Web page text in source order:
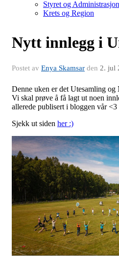
Styret og Administrasjon
Krets og Region
Nytt innlegg i
Postet av Enya Skamsar den 2. jul
Denne uken er det Utesamling
Vi skal prøve å få lagt ut noen
allerede publisert i bloggen vår <3
Sjekk ut siden her :)